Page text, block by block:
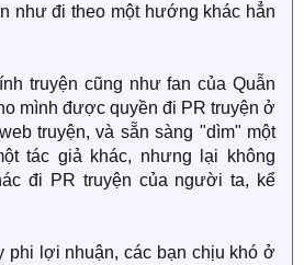
như đi theo một hướng khác hẳn
truyện cũng như fan của Quẫn
mình được quyền đi PR truyện ở
truyện, và sẵn sàng "dìm" một
tác giả khác, nhưng lại không
đi PR truyện của người ta, kể
phi lợi nhuận, các bạn chịu khó ở